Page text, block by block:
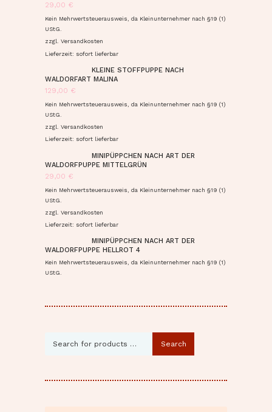
29,00 €
Kein Mehrwertsteuerausweis, da Kleinunternehmer nach §19 (1)
UStG.
zzgl. Versandkosten
Lieferzeit: sofort lieferbar
KLEINE STOFFPUPPE NACH
WALDORFART MALINA
129,00 €
Kein Mehrwertsteuerausweis, da Kleinunternehmer nach §19 (1)
UStG.
zzgl. Versandkosten
Lieferzeit: sofort lieferbar
MINIPÜPPCHEN NACH ART DER
WALDORFPUPPE MITTELGRÜN
29,00 €
Kein Mehrwertsteuerausweis, da Kleinunternehmer nach §19 (1)
UStG.
zzgl. Versandkosten
Lieferzeit: sofort lieferbar
MINIPÜPPCHEN NACH ART DER
WALDORFPUPPE HELLROT 4
Kein Mehrwertsteuerausweis, da Kleinunternehmer nach §19 (1)
UStG.
Search